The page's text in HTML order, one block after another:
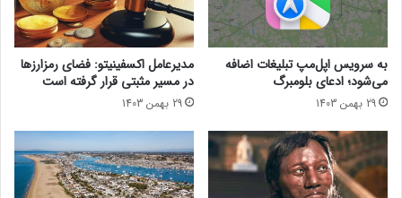
به سرویس اپل‌مپ تبلیغات اضافه
می‌شود؛ ادعای بلومبرگ
29 بهمن 1403
مدیرعامل اکسفینیتو:‌ فضای رمزارزها
در مسیر مثبتی قرار گرفته است
29 بهمن 1403